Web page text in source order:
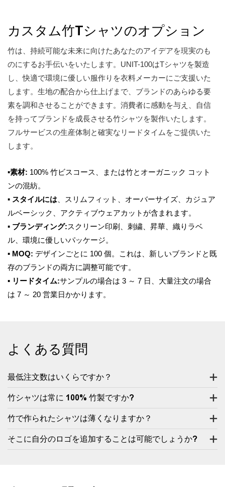
カスタム竹Tシャツのオプション
竹は、持続可能な未来に向けたあなたのアイデアを現実のも
のにするお手伝いをいたします。UNIT-100はTシャツを製造
し、快適で環境に優しい服作りを衣料メーカーにご支援いた
します。生地の配合から仕上げまで、ブランドのあらゆる要
素を調和させることができます。消費者に感動を与え、自信
を持ってブランドを成長させる竹シャツを製作いたします。
フルサービスの生産体制と確実なリードタイムをご提供いた
します。
▪素材: 100% 竹ビスコース、または竹とオーガニック コット
ンの混紡。
▪ スタイルには 、スリムフィット、オーバーサイズ、カジュア
ルベーシック、アクティブウェアカットが含まれます。
▪ ブランディング:スクリーン印刷、刺繍、昇華、織りラベ
ル、環境に優しいパッケージ。
▪ MOQ: デザインごとに 100 個。これは、新しいブランドと既
存のブランドの両方に調整可能です。
▪ リードタイム:サンプルの場合は 3 ～ 7 日、大量注文の場合
は 7 ～ 20 営業日かかります。
よくある質問
最低注文数はいくらですか？
竹シャツは常に 100% 竹製ですか?
竹で作られたシャツは薄くなりますか？
そこに自分のロゴを追加することは可能でしょうか?